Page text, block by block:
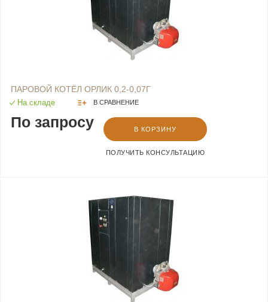
ПАРОВОЙ КОТЁЛ ОРЛИК 0,2-0,07Г
На складе В СРАВНЕНИЕ
По запросу В КОРЗИНУ
ПОЛУЧИТЬ КОНСУЛЬТАЦИЮ